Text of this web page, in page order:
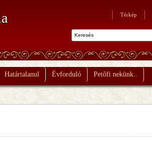
Térkép
Határtalanul Évforduló Petőfi nekünk..